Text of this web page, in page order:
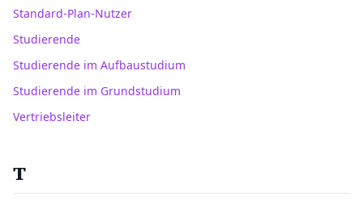
Standard-Plan-Nutzer
Studierende
Studierende im Aufbaustudium
Studierende im Grundstudium
Vertriebsleiter
T